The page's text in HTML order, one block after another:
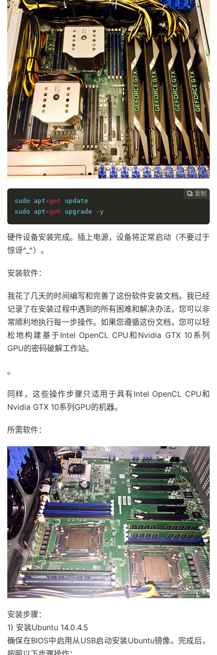
 复制
sudo apt -get update
sudo apt -get upgrade -y
硬件设备安装完成。插上电源，设备将正常启动（不要过于
惊讶^_^）。
安装软件：
我花了几天的时间编写和完善了这份软件安装文档。我已经
记录了在安装过程中遇到的所有困难和解决办法，您可以非
常顺利地执行每一步操作。如果您遵循这份文档，您可以轻
松地构建基于Intel OpenCL CPU和Nvidia GTX 10系列
GPU的密码破解工作站。
。
同样，这些操作步骤只适用于具有Intel OpenCL CPU和
Nvidia GTX 10系列GPU的机器。
所需软件：
安装步骤：
1) 安装Ubuntu 14.0.4.5
确保在BIOS中启用从USB启动安装Ubuntu镜像。完成后，